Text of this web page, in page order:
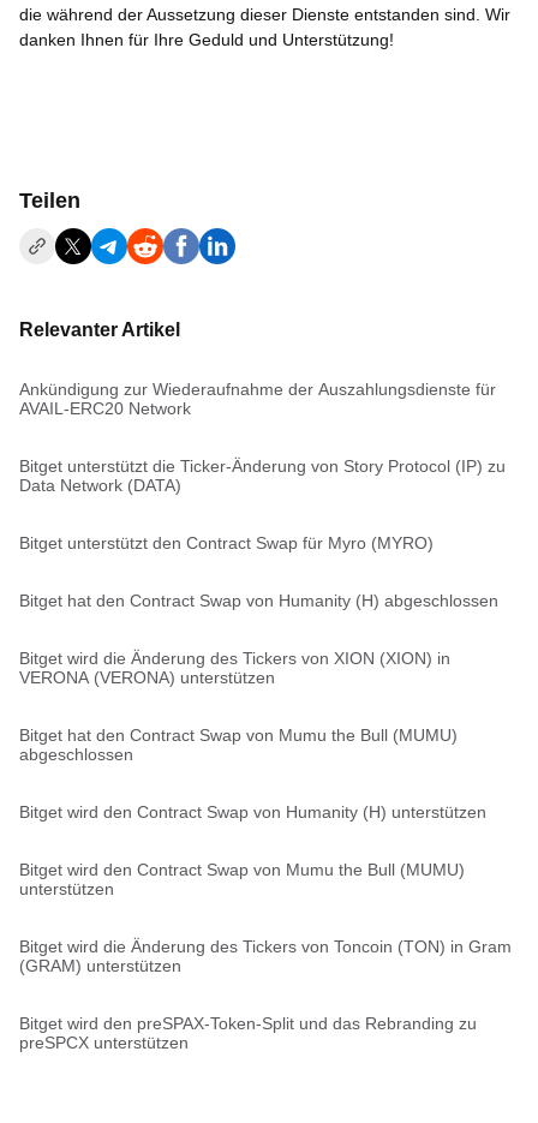
die während der Aussetzung dieser Dienste entstanden sind. Wir
danken Ihnen für Ihre Geduld und Unterstützung!
Teilen
Relevanter Artikel
Ankündigung zur Wiederaufnahme der Auszahlungsdienste für
AVAIL-ERC20 Network
Bitget unterstützt die Ticker-Änderung von Story Protocol (IP) zu
Data Network (DATA)
Bitget unterstützt den Contract Swap für Myro (MYRO)
Bitget hat den Contract Swap von Humanity (H) abgeschlossen
Bitget wird die Änderung des Tickers von XION (XION) in
VERONA (VERONA) unterstützen
Bitget hat den Contract Swap von Mumu the Bull (MUMU)
abgeschlossen
Bitget wird den Contract Swap von Humanity (H) unterstützen
Bitget wird den Contract Swap von Mumu the Bull (MUMU)
unterstützen
Bitget wird die Änderung des Tickers von Toncoin (TON) in Gram
(GRAM) unterstützen
Bitget wird den preSPAX-Token-Split und das Rebranding zu
preSPCX unterstützen